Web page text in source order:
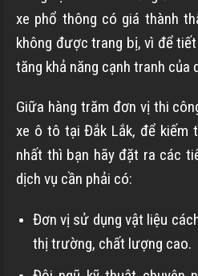
xe phổ thông có giá thành
không được trang bị, vì để
tăng khả năng cạnh tranh của
Giữa hàng trăm đơn vị thi
xe ô tô tại Đắk Lắk, để kiếm
nhất thì bạn hãy đặt ra các
dịch vụ cần phải có:
Đơn vị sử dụng vật liệu
thị trường, chất lượng cao.